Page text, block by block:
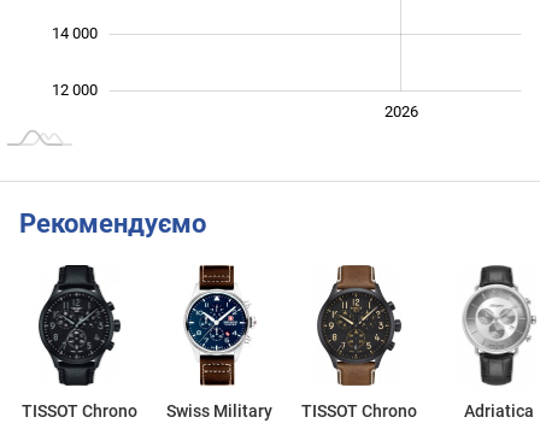
12 000
14 000
2026
Рекомендуємо
TISSOT Chrono
Swiss Military
TISSOT Chrono
Adriatica